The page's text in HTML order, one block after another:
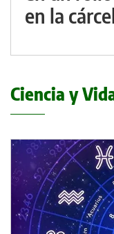
en la
Ciencia y